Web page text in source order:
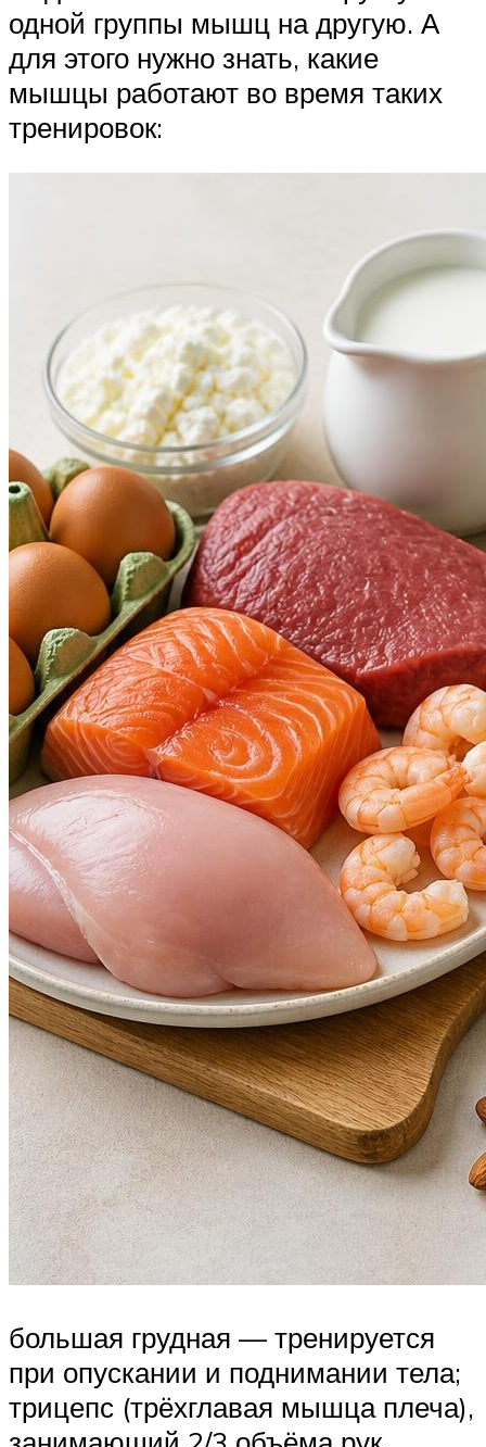
одной группы мышц на другую. А
для этого нужно знать, какие
мышцы работают во время таких
тренировок:
большая грудная — тренируется
при опускании и поднимании тела;
трицепс (трёхглавая мышца плеча),